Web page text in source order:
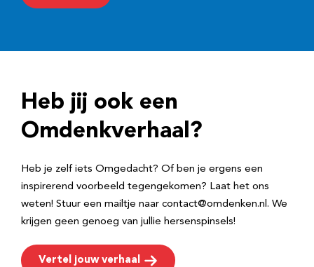
r
e
Heb jij ook een
Omdenkverhaal?
Heb je zelf iets Omgedacht? Of ben je ergens een
inspirerend voorbeeld tegengekomen? Laat het ons
weten! Stuur een mailtje naar contact@omdenken.nl. We
krijgen geen genoeg van jullie hersenspinsels!
Vertel jouw verhaal